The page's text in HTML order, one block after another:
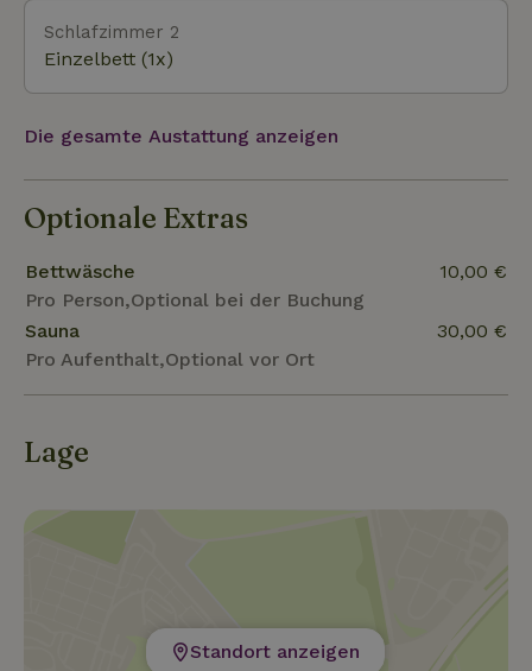
Schlafzimmer 2
Einzelbett (1x)
Die gesamte Austattung anzeigen
Optionale Extras
Bettwäsche
Pro Person,Optional bei der Buchung
10,00 €
Sauna
Pro Aufenthalt,Optional vor Ort
30,00 €
Lage
Standort anzeigen